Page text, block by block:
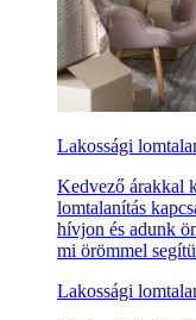
Lakossági
Kedvező árakkal
lomtalanítás
hívjon és adunk
mi örömmel
Lakossági